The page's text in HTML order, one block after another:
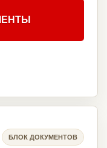
БЛОК ДОКУМЕНТОВ